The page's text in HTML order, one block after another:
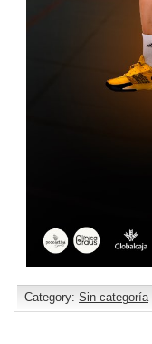
Category: Sin categoría